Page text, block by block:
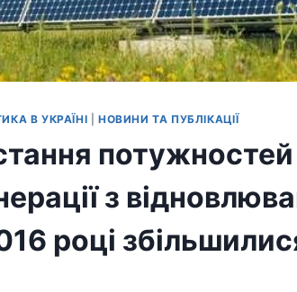
В УКРАЇНІ |НОВИНИ ТА ПУБЛІКАЦІЇ
потужностей
з
році